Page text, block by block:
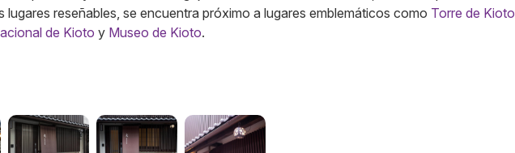
lugares reseñables, se encuentra próximo a lugares emblemáticos como Torre de Kioto
de Kioto y Museo de Kioto.